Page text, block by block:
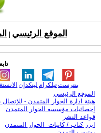
الموقع الرئيسي
لينكدإن تيلكرامبنترست
الموقع الرئيسي
هيئة ادارة الحوار المتمدن - للإتصال
إحصائيات مؤسسة الحوار المتمدن
قواعد النشر
ابرز كتاب / كاتبات الحوار المتمدن